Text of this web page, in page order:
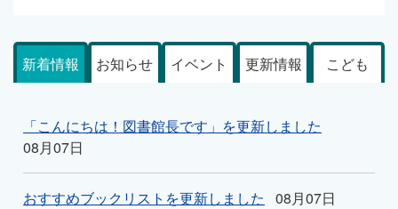
新着情報 お知らせ イベント 更新情報 こども
「こんにちは！図書館長です」を更新しました
08月07日
おすすめブックリストを更新しました 08月07日